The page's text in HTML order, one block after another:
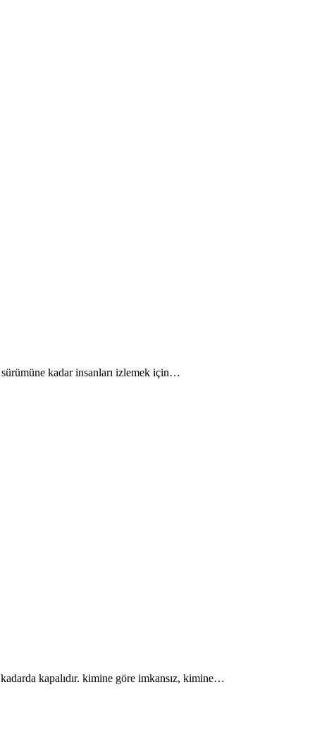
kadar insanları izlemek için…
kapalıdır. kimine göre imkansız, kimine…